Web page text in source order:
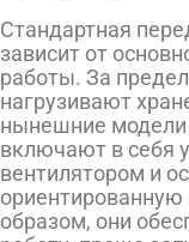
Стандартная
зависит от
работы. За
нагрузивают
нынешние модели
включают в себя
вентилятором и
образом, они